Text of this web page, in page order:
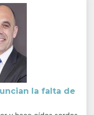
la falta de